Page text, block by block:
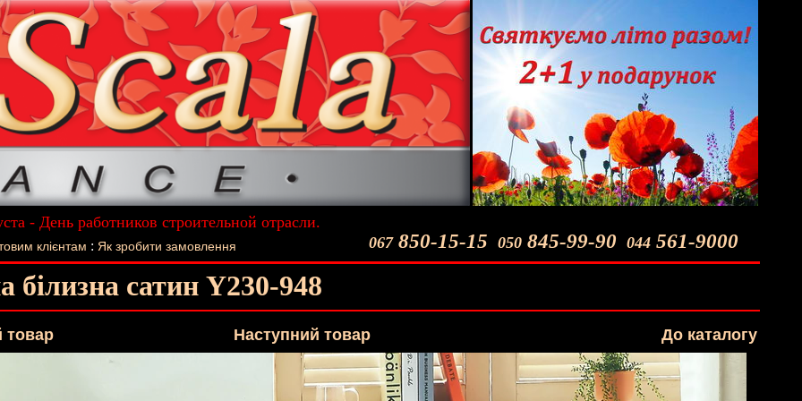
- День работников строительной отрасли.
подарок - Постельное белье La Scala!
067850-15-15 050 845-99-90 044 561-9000
клієнтам : Як зробити замовлення
білизна cатин Y230-948
товар Наступний товар До каталогу